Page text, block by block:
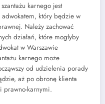
karnego jest
adwokatem, który będzie w
Należy zachować
działań, które mogłyby
w Warszawie
karnego może
od udzielenia porady
aż po obronę klienta
prawno-karnymi.